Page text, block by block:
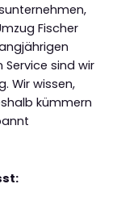
Fischer
sind wir
Wir wissen,
kümmern